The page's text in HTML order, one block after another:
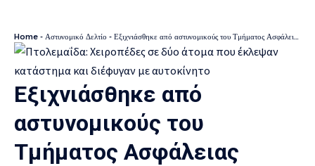
Home - Αστυνομικό Δελτίο - Εξιχνιάσθηκε από αστυνομικούς του Τμήματος Ασφάλειας Φλώρινας υπόθεση απάτης με υπολογιστή
Εξιχνιάσθηκε από
αστυνομικούς του
Τμήματος Ασφάλειας